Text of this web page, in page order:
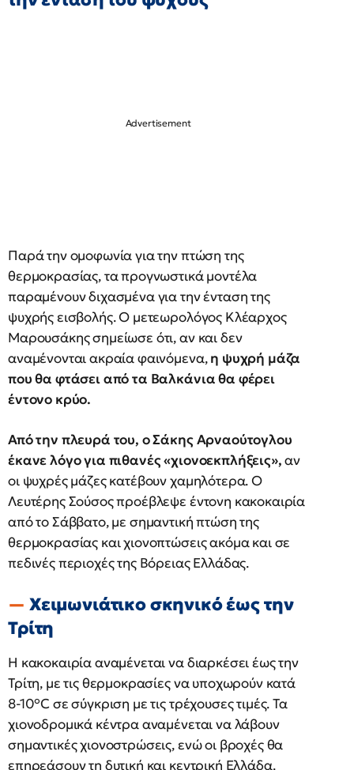
Παρά την ομοφωνία για την πτώση της
θερμοκρασίας, τα προγνωστικά μοντέλα
παραμένουν διχασμένα για την ένταση της
ψυχρής εισβολής. Ο μετεωρολόγος Κλέαρχος
Μαρουσάκης σημείωσε ότι, αν και δεν
αναμένονται ακραία φαινόμενα,η ψυχρή μάζα
που θα φτάσει από τα Βαλκάνια θα φέρει
έντονο κρύο.
Από την πλευρά του, ο Σάκης Αρναούτογλου
έκανε λόγο για πιθανές «χιονοεκπλήξεις»,αν
οι ψυχρές μάζες κατέβουν χαμηλότερα. Ο
Λευτέρης Σούσος προέβλεψε έντονη κακοκαιρία
από το Σάββατο, με σημαντική πτώση της
θερμοκρασίας και χιονοπτώσεις ακόμα και σε
πεδινές περιοχές της Βόρειας Ελλάδας.
Χειμωνιάτικο σκηνικό έως την
Τρίτη
Η κακοκαιρία αναμένεται να διαρκέσει έως την
Τρίτη, με τις θερμοκρασίες να υποχωρούν κατά
8-10°C σε σύγκριση με τις τρέχουσες τιμές. Τα
χιονοδρομικά κέντρα αναμένεται να λάβουν
σημαντικές χιονοστρώσεις, ενώ οι βροχές θα
επηρεάσουν τη δυτική και κεντρική Ελλάδα.